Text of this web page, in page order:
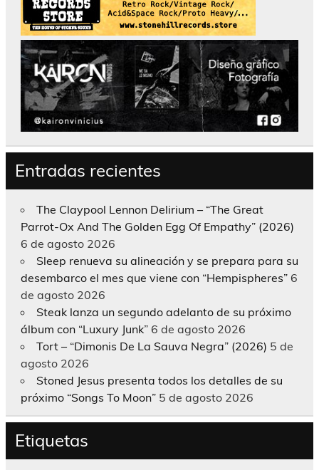
Entradas recientes
The Claypool Lennon Delirium – “The Great
Parrot-Ox And The Golden Egg Of Empathy” (2026)
6 de agosto 2026
Sleep renueva su alineación y se prepara para su
desembarco el mes que viene con “Hempispheres” 6
de agosto 2026
Steak lanza un segundo adelanto de su próximo
álbum con “Luxury Junk” 6 de agosto 2026
Tort – “Dimonis De La Sauva Negra” (2026) 5 de
agosto 2026
Stoned Jesus presenta todos los detalles de su
próximo “Songs To Moon” 5 de agosto 2026
Etiquetas